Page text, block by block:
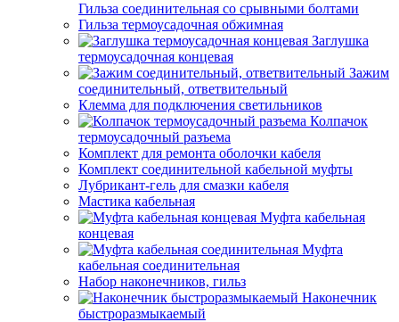
Гильза соединительная со срывными болтами
Гильза термоусадочная обжимная
Заглушка
термоусадочная концевая
Зажим
соединительный, ответвительный
Клемма для подключения светильников
Колпачок
термоусадочный разъема
Комплект для ремонта оболочки кабеля
Комплект соединительной кабельной муфты
Лубрикант-гель для смазки кабеля
Мастика кабельная
Муфта кабельная
концевая
Муфта
кабельная соединительная
Набор наконечников, гильз
Наконечник
быстроразмыкаемый